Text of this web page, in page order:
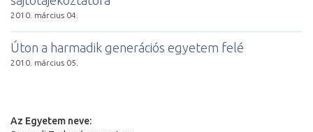
2010. március 04.
Úton a harmadik generációs egyetem felé
2010. március 05.
Az Egyetem neve: